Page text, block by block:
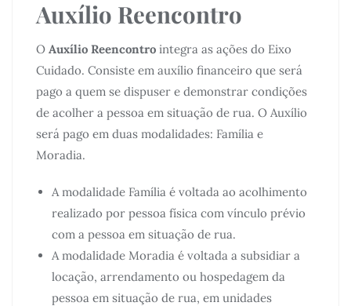
Auxílio Reencontro
O Auxílio Reencontro integra as ações do Eixo
Cuidado. Consiste em auxílio financeiro que será
pago a quem se dispuser e demonstrar condições
de acolher a pessoa em situação de rua. O Auxílio
será pago em duas modalidades: Família e
Moradia.
A modalidade Família é voltada ao acolhimento
realizado por pessoa física com vínculo prévio
com a pessoa em situação de rua.
A modalidade Moradia é voltada a subsidiar a
locação, arrendamento ou hospedagem da
pessoa em situação de rua, em unidades